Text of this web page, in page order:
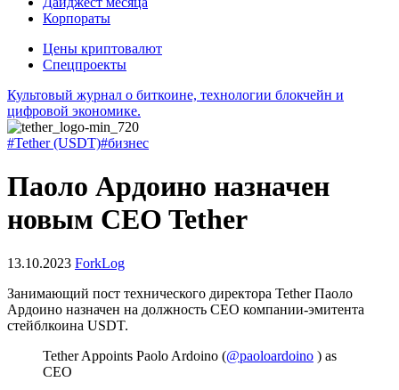
Корпораты
Цены криптовалют
Спецпроекты
Культовый журнал о биткоине, технологии блокчейн и
цифровой экономике.
#Tether (USDT)#бизнес
Паоло Ардоино назначен
новым CEO Tether
13.10.2023 ForkLog
Занимающий пост технического директора Tether Паоло
Ардоино назначен на должность CEO компании-эмитента
стейблкоина USDT.
Tether Appoints Paolo Ardoino (@paoloardoino ) as
CEO